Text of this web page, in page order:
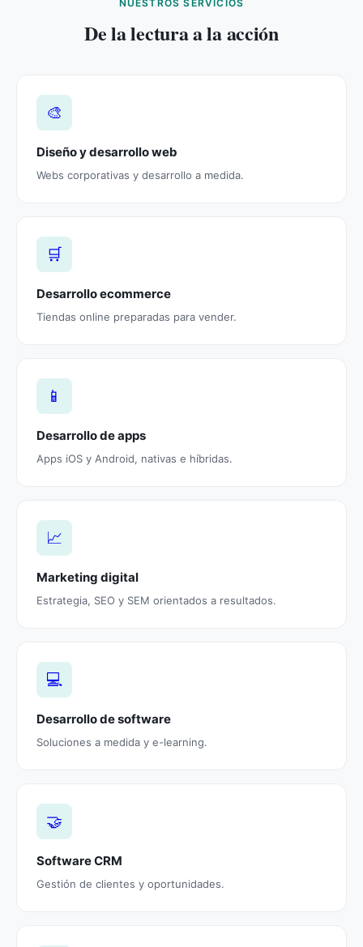
NUESTROS SERVICIOS
De la lectura a la acción
🎨
Diseño y desarrollo web
Webs corporativas y desarrollo a medida.
🛒
Desarrollo ecommerce
Tiendas online preparadas para vender.
📱
Desarrollo de apps
Apps iOS y Android, nativas e híbridas.
📈
Marketing digital
Estrategia, SEO y SEM orientados a resultados.
💻
Desarrollo de software
Soluciones a medida y e-learning.
🤝
Software CRM
Gestión de clientes y oportunidades.